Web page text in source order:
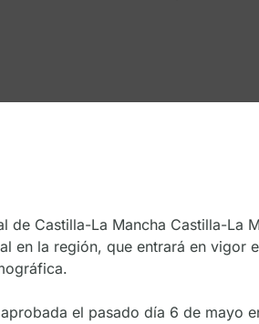
de Castilla-La Mancha Castilla-La
en la región, que entrará en
el pasado día 6 de mayo